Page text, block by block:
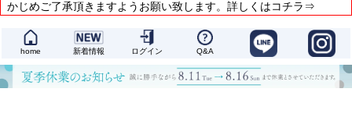
かじめご了承頂きますようお願い致します。詳しくはコチラ⇒
home 新着情報 ログイン Q&A